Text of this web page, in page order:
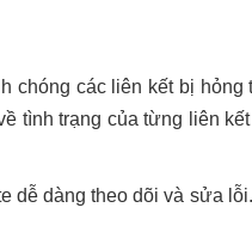
chóng các liên kết bị hỏng
tình trạng của từng liên
dễ dàng theo dõi và sửa